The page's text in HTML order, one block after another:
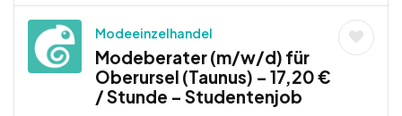
Modeeinzelhandel
Modeberater (m/w/d) für
Oberursel (Taunus) – 17,20 €
/ Stunde – Studentenjob